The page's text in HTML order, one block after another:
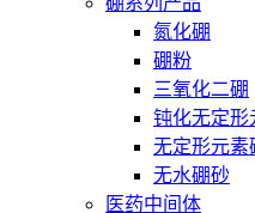
氮化硼
硼粉
三氧化二硼
钝化无定形
无定形元素
无水硼砂
医药中间体